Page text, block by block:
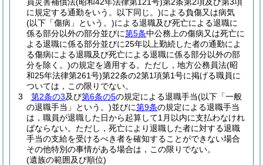
に規定する通勤をいう。以下同じ。)による負傷又は病気
(以下「傷病」という。)による退職及び死亡による退職に
係る部分以外の部分並びに第5条中公務上の傷病又は死亡に
よる退職に係る部分並びに25年以上勤続した者の通勤によ
る傷病による退職及び死亡による退職に係る部分以外の部
分を除く。)の規定を適用する。 ただし，地方公務員法(昭
和25年法律第261号)第22条の2第1項第1号に掲げる職員に
ついては，この限りでない。
3
第2条の3及び第6条の5の規定による退職手当(以下「一般
の退職手当」という。)並びに第9条の規定による退職手当
は，職員が退職した日から起算して1月以内に支払わなけれ
ばならない。 ただし，死亡により退職した者に対する退職
手当の支給を受けるべき者を確知することができない場合
その他特別の事情がある場合は，この限りでない。
(遺族の範囲及び順位)